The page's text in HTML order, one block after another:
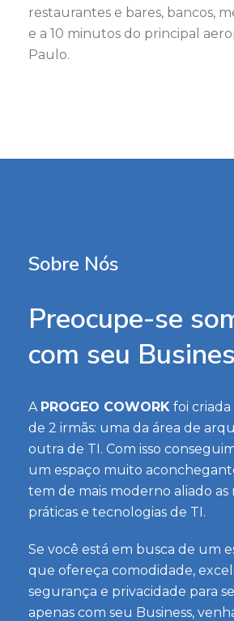
restaurantes e bares, bancos,
e a 10 minutos do principal
Paulo.
Sobre Nós
Preocupe-se
com seu
A PROGEO COWORK foi
de 2 irmãs: uma da área de
outra de TI. Com isso
um espaço muito
tem de mais moderno aliado as
práticas e tecnologias de TI.
Se você está em busca de um
que ofereça comodidade,
segurança e privacidade para
apenas com seu Business,